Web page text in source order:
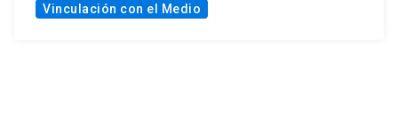
Vinculación con el Medio